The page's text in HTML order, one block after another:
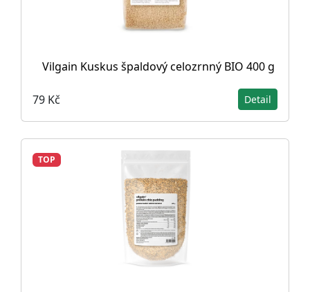
Vilgain Kuskus špaldový celozrnný BIO 400 g
79 Kč Detail
TOP